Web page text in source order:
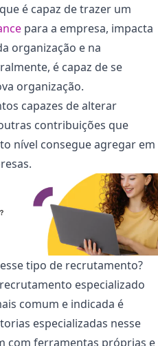
é capaz de trazer um
para a empresa, impacta
organização e na
é capaz de se
organização.
capazes de alterar
contribuições que
nível consegue agregar em
tipo de recrutamento?
especializado
comum e indicada é
especializadas nesse
com ferramentas próprias e